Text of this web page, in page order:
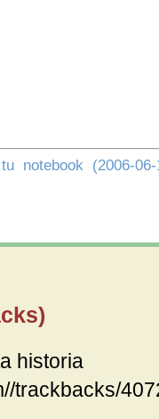
notebook (2006-
historia
trackbacks/